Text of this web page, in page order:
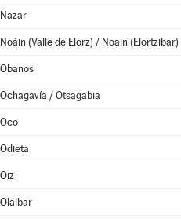
Nazar
Noáin (Valle de Elorz) / Noain (Elortzibar)
Obanos
Ochagavía / Otsagabia
Oco
Odieta
Oiz
Olaibar